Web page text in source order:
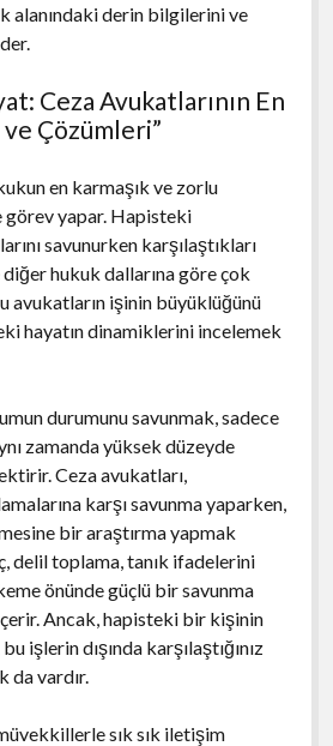
alanındaki derin bilgilerini ve
Ceza Avukatlarının En
Çözümleri”
en karmaşık ve zorlu
görev yapar. Hapisteki
savunurken karşılaştıkları
hukuk dallarına göre çok
avukatların işinin büyüklüğünü
hayatın dinamiklerini incelemek
durumunu savunmak, sadece
zamanda yüksek düzeyde
Ceza avukatları,
karşı savunma yaparken,
bir araştırma yapmak
delil toplama, tanık ifadelerini
önünde güçlü bir savunma
Ancak, hapisteki bir kişinin
işlerin dışında karşılaştığınız
da vardır.
sık sık iletişim